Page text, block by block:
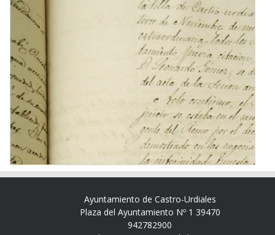
Ayuntamiento de Castro-Urdiales
Plaza del Ayuntamiento Nº 1 39470
942782900